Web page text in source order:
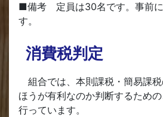
■備考 定員は30名です。事前
す。
消費税判定
組合では、本則課税・簡易課
ほうが有利なのか判断するため
行っています。